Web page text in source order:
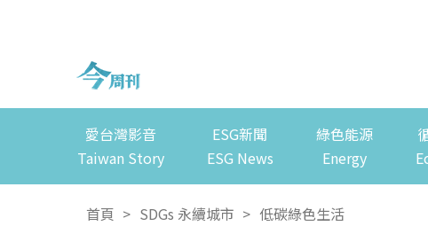
愛台灣影音
Taiwan Story
ESG新聞
ESG News
綠色能源
Energy
首頁 > SDGs 永續城市 > 低碳綠色生活